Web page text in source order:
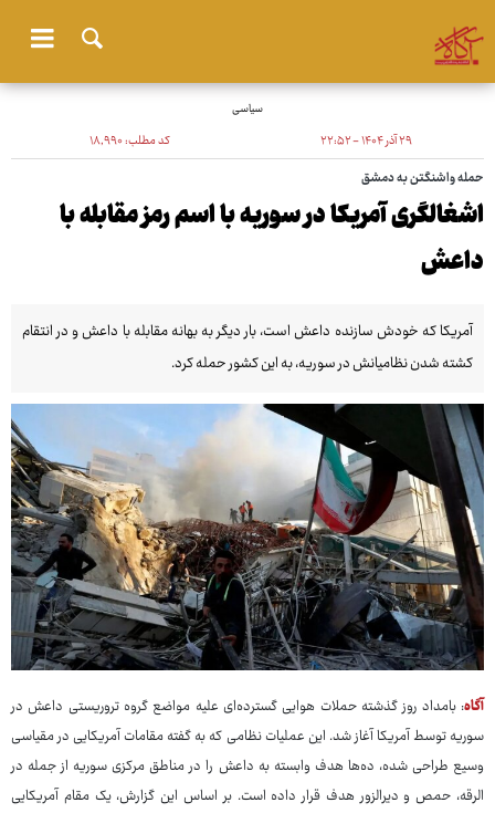
سیاسی
۲۹ آذر ۱۴۰۴ - ۲۲:۵۲ کد مطلب:۱۸٬۹۹۰
حمله واشنگتن به دمشق
اشغالگری آمریکا در سوریه با اسم رمز مقابله با
داعش
آمریکا که خودش سازنده داعش است، بار دیگر به بهانه مقابله با داعش و در انتقام
کشته شدن نظامیانش در سوریه، به این کشور حمله کرد.
آگاه: بامداد روز گذشته حملات هوایی گسترده‌ای علیه مواضع گروه تروریستی داعش در
سوریه توسط آمریکا آغاز شد. این عملیات نظامی که به گفته مقامات آمریکایی در مقیاسی
وسیع طراحی شده، ده‌ها هدف وابسته به داعش را در مناطق مرکزی سوریه از جمله در
الرقه، حمص و دیرالزور هدف قرار داده است. بر اساس این گزارش، یک مقام آمریکایی